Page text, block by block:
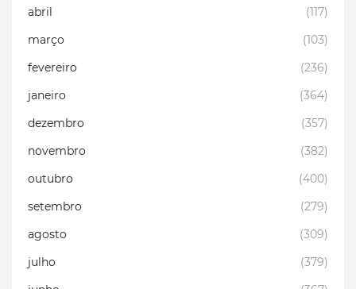
abril
(117)
março
(103)
fevereiro
(236)
janeiro
(364)
dezembro
(357)
novembro
(382)
outubro
(400)
setembro
(279)
agosto
(309)
julho
(379)